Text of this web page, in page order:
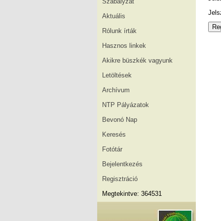
Aktuális
Rólunk írták
Hasznos linkek
Akikre büszkék vagyunk
Letöltések
Archívum
NTP Pályázatok
Bevonó Nap
Keresés
Fotótár
Bejelentkezés
Regisztráció
Megtekintve: 364531